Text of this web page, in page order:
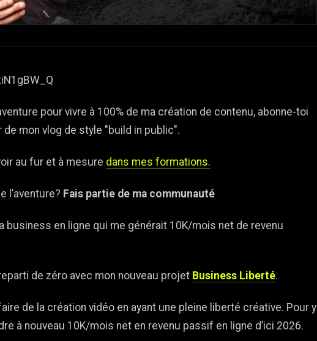
pour vivre à 100% de ma création de contenu, abonne-toi
de mon vlog de style "build in public".
au fur et à mesure dans mes formations.
l’aventure? Fais partie de ma communauté
business en ligne qui me générait 10K/mois net de revenu
de zéro avec mon nouveau projet Business Liberté.
de la création vidéo en ayant une pleine liberté créative. Pour y
à nouveau 10K/mois net en revenu passif en ligne d’ici 2026.